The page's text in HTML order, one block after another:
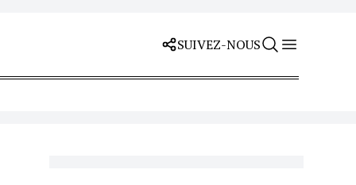
SUIVEZ-NOUS